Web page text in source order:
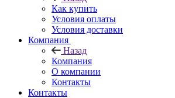
Как купить
Условия оплаты
Условия доставки
Компания
Назад
Компания
О компании
Контакты
Контакты